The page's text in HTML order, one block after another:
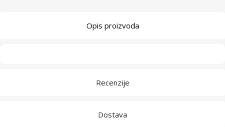
Opis proizvoda
Recenzije
Dostava